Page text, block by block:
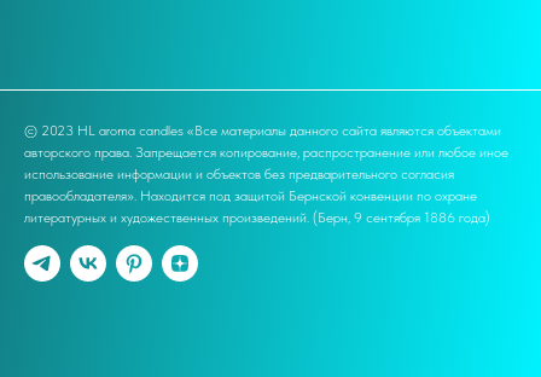
© 2023 HL aroma candles «Все материалы данного сайта являются объектами
авторского права. Запрещается копирование, распространение или любое иное
использование информации и объектов без предварительного согласия
правообладателя». Находится под защитой Бернской конвенции по охране
литературных и художественных произведений. (Берн, 9 сентября 1886 года)